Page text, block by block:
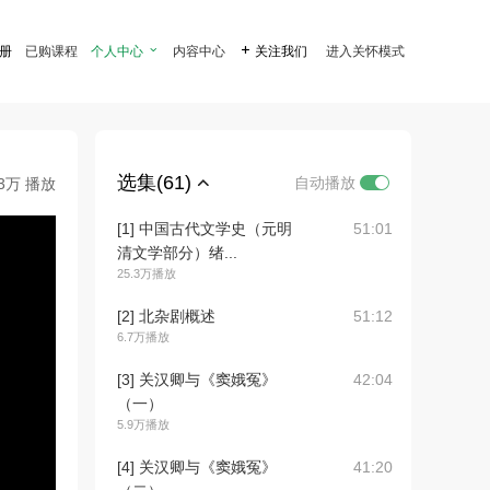
已购课程 个人中心  内容中心  关注我们 进入关怀模式
万 播放 选集(61) 自动播放
[1] 中国古代文学史（元明
清文学部分）绪...
25.3万播放
51:01
[2] 北杂剧概述
6.7万播放
51:12
[3] 关汉卿与《窦娥冤》
（一）
5.9万播放
42:04
[4] 关汉卿与《窦娥冤》
41:20